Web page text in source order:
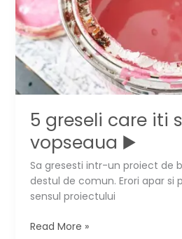
5 greseli care iti
vopseaua ▶️
Sa gresesti intr-un proiect de
destul de comun. Erori apar si
sensul proiectului
5
Read More »